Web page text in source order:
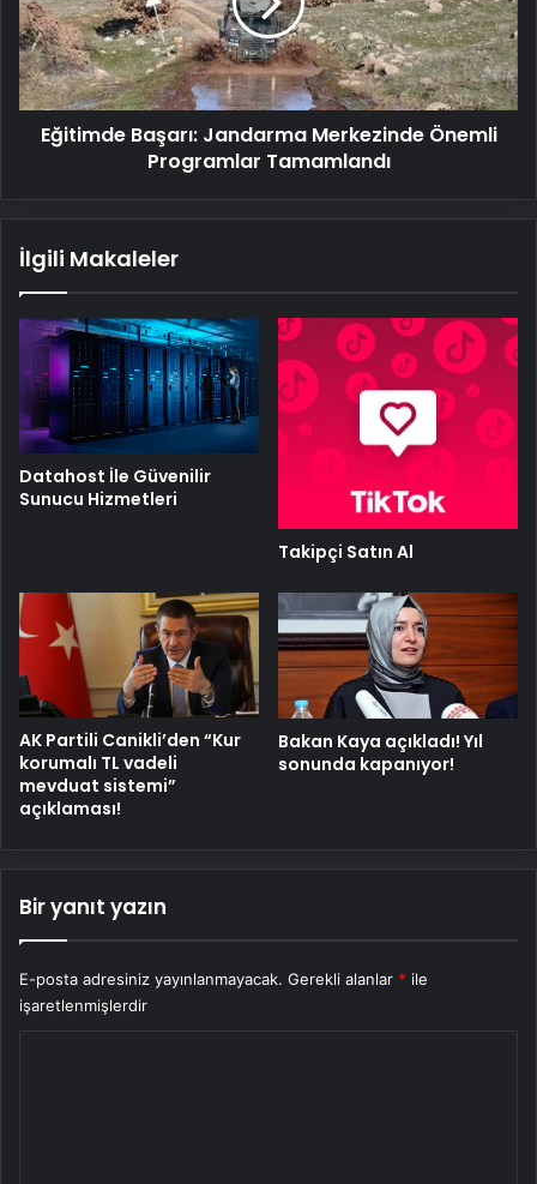
Önemli
Programlar
Tamamlandı
Eğitimde Başarı: Jandarma Merkezinde Önemli
Programlar Tamamlandı
İlgili Makaleler
Datahost İle Güvenilir
Sunucu Hizmetleri
Takipçi Satın Al
AK Partili Canikli’den “Kur
korumalı TL vadeli
mevduat sistemi”
açıklaması!
Bakan Kaya açıkladı! Yıl
sonunda kapanıyor!
Bir yanıt yazın
E-posta adresiniz yayınlanmayacak. Gerekli alanlar * ile
işaretlenmişlerdir